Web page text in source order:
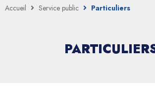
Accueil Service public Particuliers